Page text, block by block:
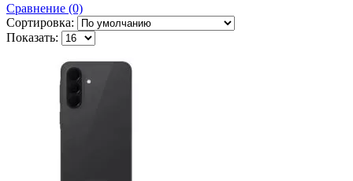
Сравнение (0)
Сортировка:
Показать: